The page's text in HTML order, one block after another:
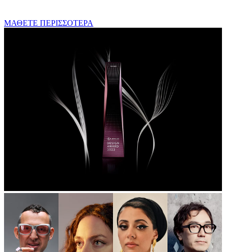
ΜΑΘΕΤΕ ΠΕΡΙΣΣΟΤΕΡΑ